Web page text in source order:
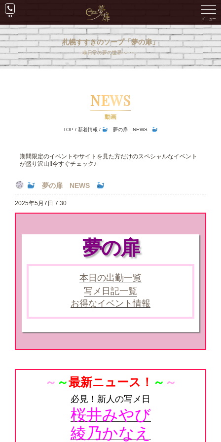
札幌すすきのソープ「夢の扉」
非日常の夢の世界へ･･･。
NEWS
動画
TOP /新着情報 / 夢の扉 NEWS
期間限定のイベントやサイトを見た方だけのスペシャルなイベント
が盛り沢山!!今すぐチェック♪
夢の扉 NEWS
2025年5月7日 7:30
夢の扉
本日の出勤一覧
写メ日記一覧
お得なイベント情報
～ ～最新ニュース！ ～ ～
必見！新人の写メ日
桜井みやび
綾乃かなえ